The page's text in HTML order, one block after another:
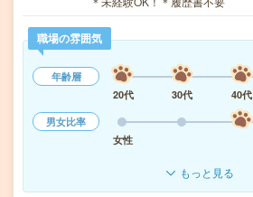
職場の雰囲気
年齢層
20代
30代 40代
男女比率
女性
もっと見る